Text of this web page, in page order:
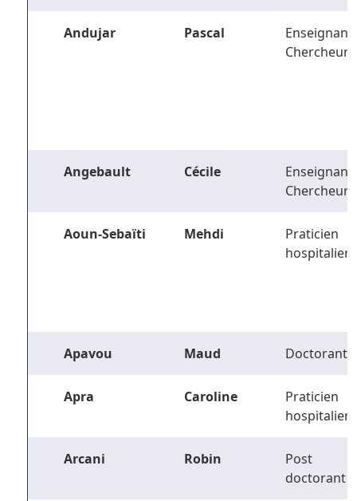
Andujar Pascal
Enseignant-
Chercheur
Angebault Cécile
Enseignant-
Chercheur
Aoun-Sebaïti Mehdi
Praticien
hospitalier
Apavou Maud Doctorant
Apra Caroline
Praticien
hospitalier
Arcani Robin
Post
doctorant